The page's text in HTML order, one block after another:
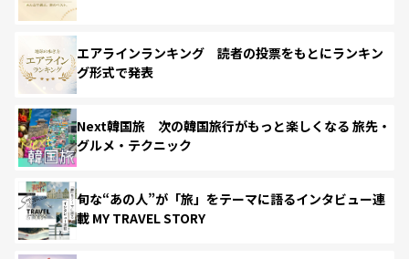
エアラインランキング 読者の投票をもとにランキン
グ形式で発表
Next韓国旅 次の韓国旅行がもっと楽しくなる 旅先・
グルメ・テクニック
旬な“あの人”が「旅」をテーマに語るインタビュー連
載 MY TRAVEL STORY